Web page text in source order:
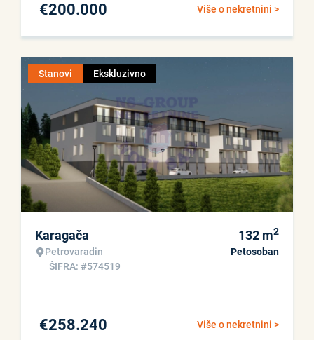
Više o nekretnini >
€200.000
Stanovi Ekskluzivno
Karagača
Petrovaradin
ŠIFRA: #574519
132 m2
Petosoban
Više o nekretnini >
€258.240